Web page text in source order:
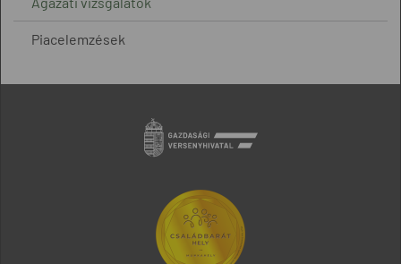
Piacelemzések